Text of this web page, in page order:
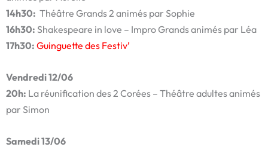
14h30: Théâtre Grands 2 animés par Sophie
16h30: Shakespeare in love – Impro Grands animés par Léa
17h30: Guinguette des Festiv’
Vendredi 12/06
20h: La réunification des 2 Corées – Théâtre adultes animés
par Simon
Samedi 13/06